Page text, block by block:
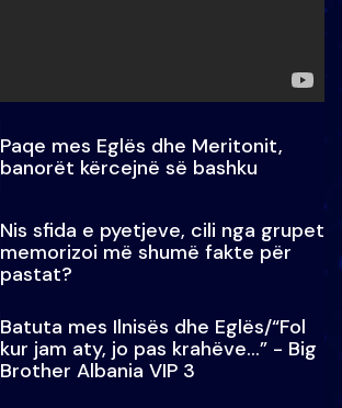
Paqe mes Eglës dhe Meritonit,
banorët kërcejnë së bashku
Nis sfida e pyetjeve, cili nga grupet
memorizoi më shumë fakte për
pastat?
Batuta mes Ilnisës dhe Eglës/“Fol
kur jam aty, jo pas krahëve…” - Big
Brother Albania VIP 3